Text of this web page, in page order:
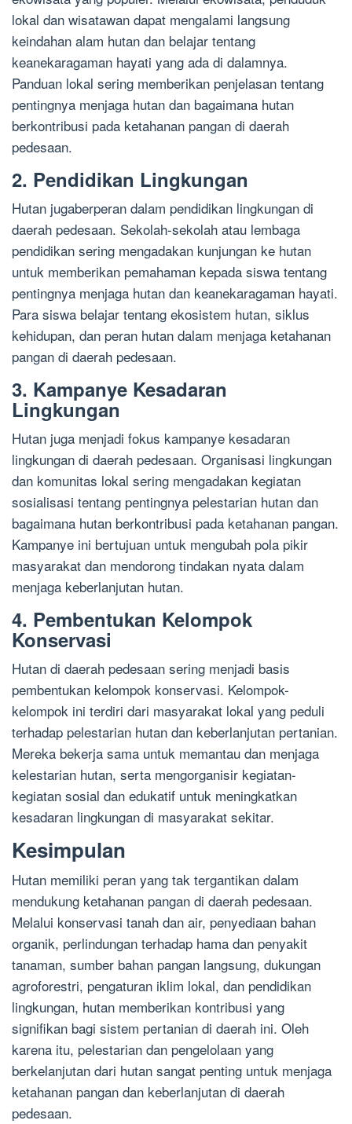
lokal dan wisatawan dapat mengalami langsung
keindahan alam hutan dan belajar tentang
keanekaragaman hayati yang ada di dalamnya.
Panduan lokal sering memberikan penjelasan tentang
pentingnya menjaga hutan dan bagaimana hutan
berkontribusi pada ketahanan pangan di daerah
pedesaan.
2. Pendidikan Lingkungan
Hutan jugaberperan dalam pendidikan lingkungan di
daerah pedesaan. Sekolah-sekolah atau lembaga
pendidikan sering mengadakan kunjungan ke hutan
untuk memberikan pemahaman kepada siswa tentang
pentingnya menjaga hutan dan keanekaragaman hayati.
Para siswa belajar tentang ekosistem hutan, siklus
kehidupan, dan peran hutan dalam menjaga ketahanan
pangan di daerah pedesaan.
3. Kampanye Kesadaran
Lingkungan
Hutan juga menjadi fokus kampanye kesadaran
lingkungan di daerah pedesaan. Organisasi lingkungan
dan komunitas lokal sering mengadakan kegiatan
sosialisasi tentang pentingnya pelestarian hutan dan
bagaimana hutan berkontribusi pada ketahanan pangan.
Kampanye ini bertujuan untuk mengubah pola pikir
masyarakat dan mendorong tindakan nyata dalam
menjaga keberlanjutan hutan.
4. Pembentukan Kelompok
Konservasi
Hutan di daerah pedesaan sering menjadi basis
pembentukan kelompok konservasi. Kelompok-
kelompok ini terdiri dari masyarakat lokal yang peduli
terhadap pelestarian hutan dan keberlanjutan pertanian.
Mereka bekerja sama untuk memantau dan menjaga
kelestarian hutan, serta mengorganisir kegiatan-
kegiatan sosial dan edukatif untuk meningkatkan
kesadaran lingkungan di masyarakat sekitar.
Kesimpulan
Hutan memiliki peran yang tak tergantikan dalam
mendukung ketahanan pangan di daerah pedesaan.
Melalui konservasi tanah dan air, penyediaan bahan
organik, perlindungan terhadap hama dan penyakit
tanaman, sumber bahan pangan langsung, dukungan
agroforestri, pengaturan iklim lokal, dan pendidikan
lingkungan, hutan memberikan kontribusi yang
signifikan bagi sistem pertanian di daerah ini. Oleh
karena itu, pelestarian dan pengelolaan yang
berkelanjutan dari hutan sangat penting untuk menjaga
ketahanan pangan dan keberlanjutan di daerah
pedesaan.